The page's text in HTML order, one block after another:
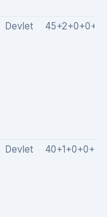
Devlet 45+2+0+0+0
Devlet 40+1+0+0+0